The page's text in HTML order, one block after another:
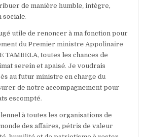
de manière humble, intègre,
sociale.
utile de renoncer à ma fonction pour
du Premier ministre Appolinaire
TAMBELA, toutes les chances de
serein et apaisé. Je voudrais
au futur ministre en charge du
de notre accompagnement pour
escompté.
à toutes les organisations de
des affaires, pétris de valeur